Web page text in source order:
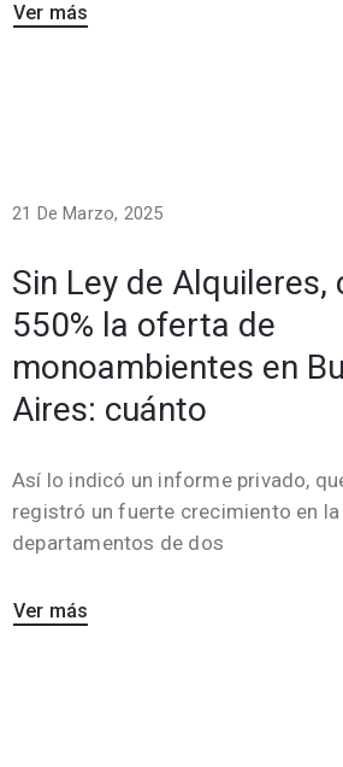
Ver más
21 De Marzo, 2025
Sin Ley de Alquileres,
550% la oferta de
monoambientes en
Aires: cuánto
Así lo indicó un informe privado,
registró un fuerte crecimiento en
departamentos de dos
Ver más